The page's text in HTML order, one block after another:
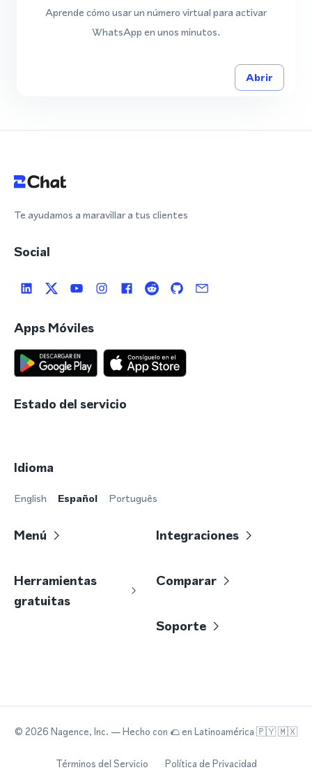
Aprende cómo usar un número virtual para activar
WhatsApp en unos minutos.
Abrir
Te ayudamos a maravillar a tus clientes
Social
Apps Móviles
Estado del servicio
Idioma
English Español Português
Menú Integraciones
Herramientas
gratuitas
Comparar
Soporte
© 2026 Nagence, Inc. — Hecho con 🌮 en Latinoamérica 🇵🇾 🇲🇽
Términos del Servicio Política de Privacidad